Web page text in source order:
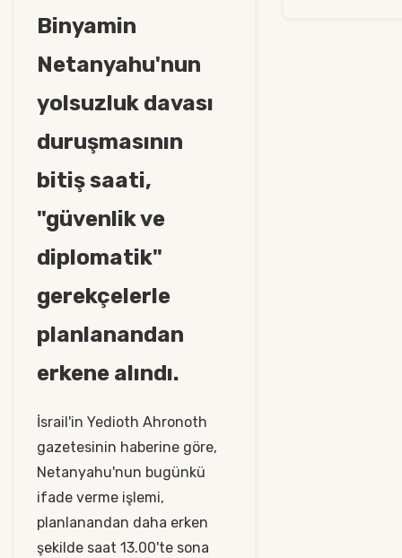
Binyamin
Netanyahu'nun
yolsuzluk davası
duruşmasının
bitiş saati,
"güvenlik ve
diplomatik"
gerekçelerle
planlanandan
erkene alındı.
İsrail'in Yedioth Ahronoth
gazetesinin haberine göre,
Netanyahu'nun bugünkü
ifade verme işlemi,
planlanandan daha erken
şekilde saat 13.00'te sona